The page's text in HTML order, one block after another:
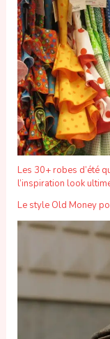
Les 30+ robes d’été
l’inspiration look
Le style Old Money